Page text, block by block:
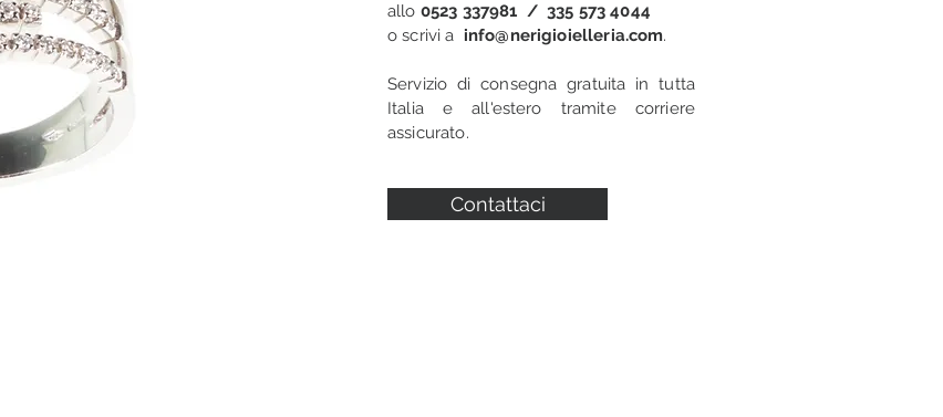
allo 0523 337981 / 335 573 4044
o scrivi a info@nerigioielleria.com.
Servizio di consegna gratuita in tutta
Italia e all'estero tramite corriere
assicurato.
Contattaci